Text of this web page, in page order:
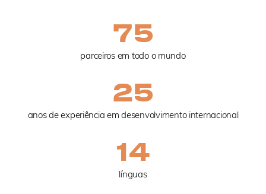
parceiros em todo o mundo
75
anos de experiência em desenvolvimento internacional
25
línguas
14